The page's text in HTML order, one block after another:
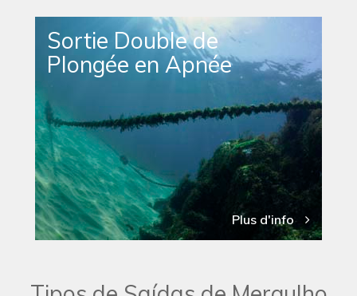
Sortie Double de
Plongée en Apnée
Plus d'info